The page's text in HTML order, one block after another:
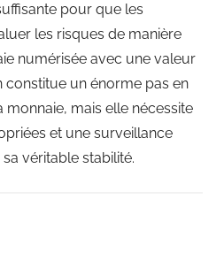
pour que les
les risques de manière
numérisée avec une valeur
un énorme pas en
monnaie, mais elle nécessite
et une surveillance
véritable stabilité.